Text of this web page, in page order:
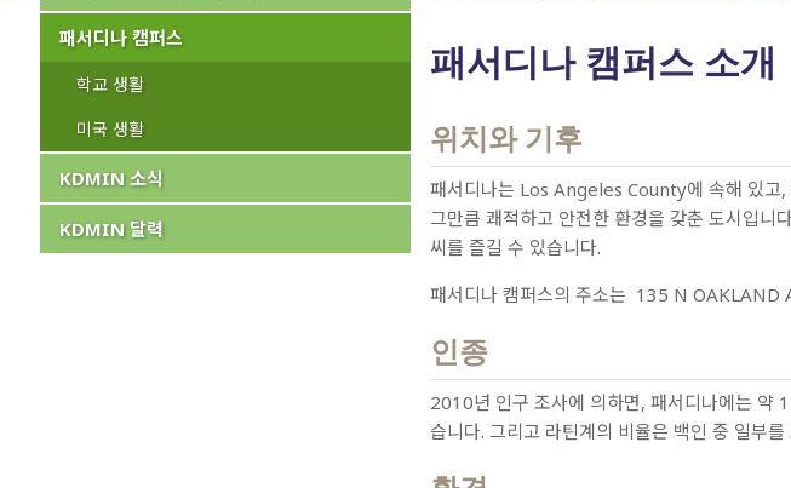
패서디나 캠퍼스
학교 생활
미국 생활
KDMIN 소식
KDMIN 달력
패서디나 캠퍼스 소개
위치와 기후
패서디나는 Los Angeles County에 속해 있고,
그만큼 쾌적하고 안전한 환경을 갖춘 도시입
씨를 즐길 수 있습니다.
패서디나 캠퍼스의 주소는 135 N OAKLAND
인종
2010년 인구 조사에 의하면, 패서디나에는 약
습니다. 그리고 라틴계의 비율은 백인 중 일부